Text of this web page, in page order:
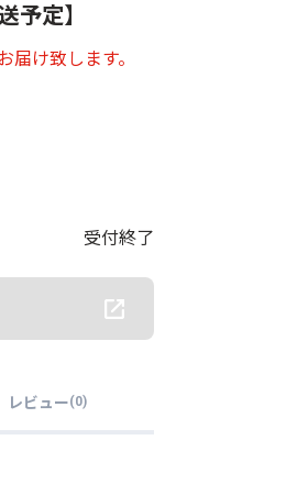
予定】
け致します。
受付終了
レビュー(0)